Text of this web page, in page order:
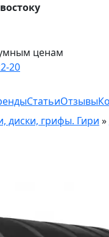
ценам
20
СтатьиОтзывы
диски, грифы. Гири »